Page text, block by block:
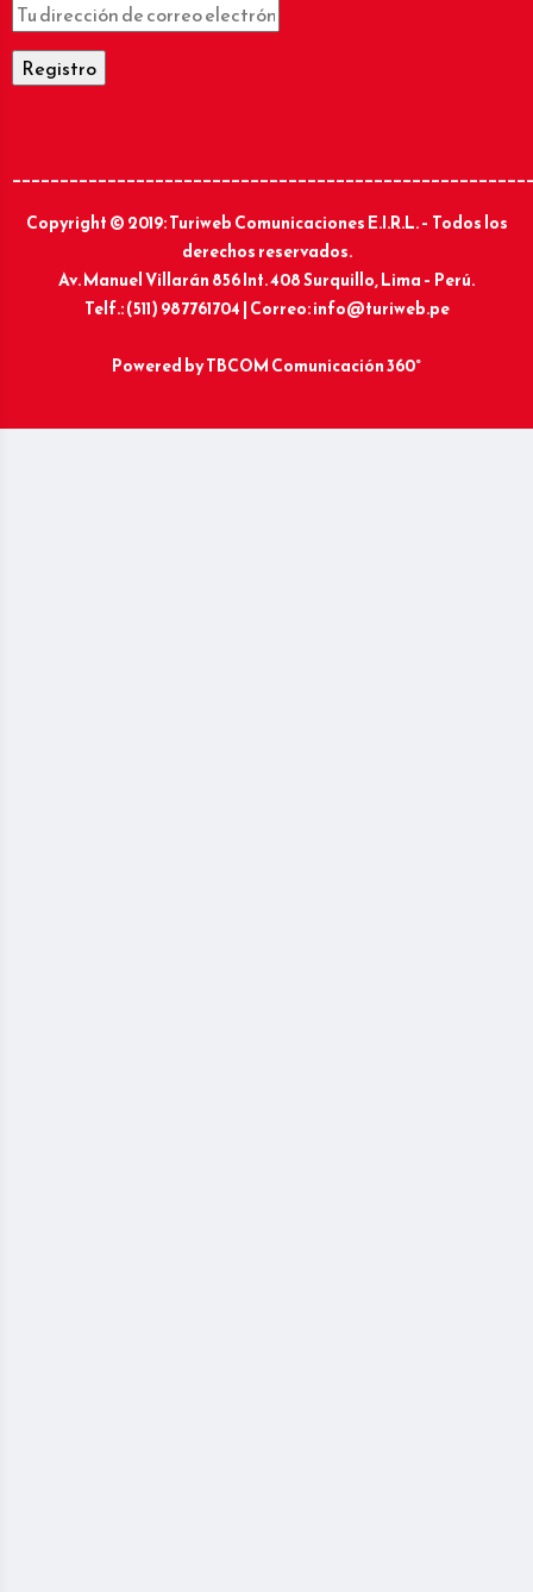
Copyright © 2019: Turiweb Comunicaciones E.I.R.L. – Todos los
derechos reservados.
Av. Manuel Villarán 856 Int. 408 Surquillo, Lima – Perú.
Telf.: (511) 987761704 | Correo: info@turiweb.pe
Powered byTBCOM Comunicación 360°